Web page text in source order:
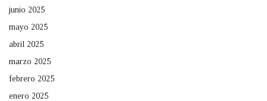
junio 2025
mayo 2025
abril 2025
marzo 2025
febrero 2025
enero 2025